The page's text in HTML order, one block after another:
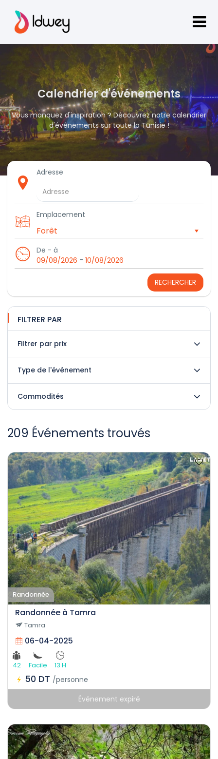
Calendrier d'événements
Vous manquez d'inspiration ? Découvrez notre calendrier
d'événements sur toute la Tunisie !
Adresse
Emplacement
De - à
09/08/2026 - 10/08/2026
RECHERCHER
FILTRER PAR
Filtrer par prix
Type de l'événement
Commodités
209 Événements trouvés
Randonnée
Randonnée à Tamra
Tamra
06-04-2025
42 Facile 13 H
50 DT /personne
Événement expiré